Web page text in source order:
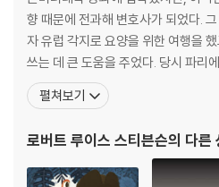
향 때문에 전과해 변호사가 되었다.
자 유럽 각지로 요양을 위한 여행을
쓰는 데 큰 도움을 주었다. 당시 파리
인을 사랑하게 되어 1880년에 결혼
『보물섬』을 출간해 작가로서 명성이
떠나 남태평양의 사모아섬에 저택을
펼쳐보기
로버트 루이스 스티븐슨의 다른